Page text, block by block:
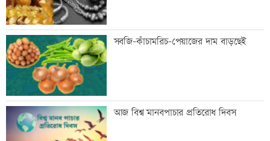
প্রথম শ্রেণিতে ভর্তি লটারিতে
মেঘনার ভাঙনরোধে জিও ব্যাগ প্রকল্পে
অনিয়ম, এলাকাবাসীর মানববন্ধন
সবজি-কাঁচামরিচ-পেয়াজের দাম বাড়ছেই
আজ বিশ্ব মানবপাচার প্রতিরোধ দিবস